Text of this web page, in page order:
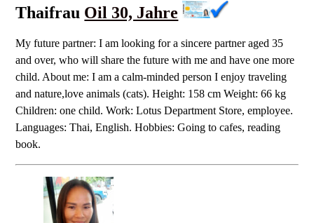
Thaifrau Oil 30, Jahre
My future partner: I am looking for a sincere partner aged 35
and over, who will share the future with me and have one more
child. About me: I am a calm-minded person I enjoy traveling
and nature,love animals (cats). Height: 158 cm Weight: 66 kg
Children: one child. Work: Lotus Department Store, employee.
Languages: Thai, English. Hobbies: Going to cafes, reading
book.